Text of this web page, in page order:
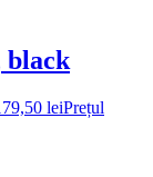
black
leiPrețul